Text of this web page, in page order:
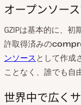
オープンソー
GZIPは基本的に、
許取得済みの
ンソースとして作成
ことなく、誰でも自
世界中で広く